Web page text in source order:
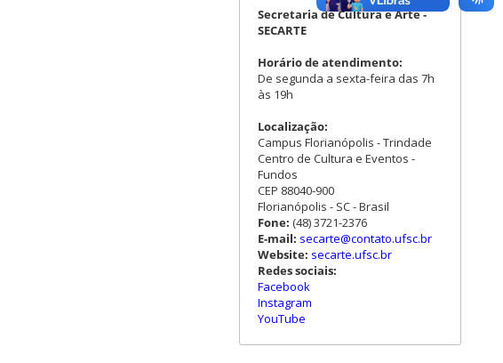
Secretaria de Cultura e Arte -
SECARTE
Horário de atendimento:
De segunda a sexta-feira das 7h
às 19h
Localização:
Campus Florianópolis - Trindade
Centro de Cultura e Eventos -
Fundos
CEP 88040-900
Florianópolis - SC - Brasil
Fone: (48) 3721-2376
E-mail: secarte@contato.ufsc.br
Website: secarte.ufsc.br
Redes sociais:
Facebook
Instagram
YouTube